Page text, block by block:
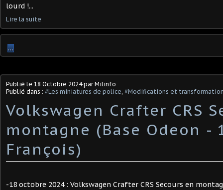
lourd !...
Lire la suite
…
Publié le 18 Octobre 2024par Milinfo
Publié dans : #Les miniatures de police, #Modifications et
Volkswagen Crafter CRS
montagne (Base Odeon -
François)
-18 octobre 2024 : Volkswagen Crafter CRS Secours en